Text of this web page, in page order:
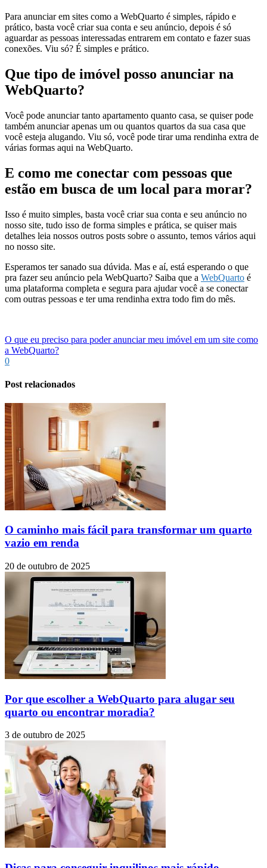
Para anunciar em sites como a WebQuarto é simples, rápido e
prático, basta você criar sua conta e seu anúncio, depois é só
aguardar as pessoas interessadas entrarem em contato e fazer suas
conexões. Viu só? É simples e prático.
Que tipo de imóvel posso anunciar na
WebQuarto?
Você pode anunciar tanto apartamento quanto casa, se quiser pode
também anunciar apenas um ou quantos quartos da sua casa que
você esteja alugando. Viu só, você pode tirar uma rendinha extra de
várias formas aqui na WebQuarto.
E como me conectar com pessoas que
estão em busca de um local para morar?
Isso é muito simples, basta você criar sua conta e seu anúncio no
nosso site, tudo isso de forma simples e prática, se quiser mais
detalhes leia nossos outros posts sobre o assunto, temos vários aqui
no nosso site.
Esperamos ter sanado sua dúvida. Mas e aí, está esperando o que
pra fazer seu anúncio pela WebQuarto? Saiba que a WebQuarto é
uma plataforma completa e segura para ajudar você a se conectar
com outras pessoas e ter uma rendinha extra todo fim do mês.
O que eu preciso para poder anunciar meu imóvel em um site como
a WebQuarto?
0
Post relacionados
O caminho mais fácil para transformar um quarto
vazio em renda
20 de outubro de 2025
Por que escolher a WebQuarto para alugar seu
quarto ou encontrar moradia?
3 de outubro de 2025